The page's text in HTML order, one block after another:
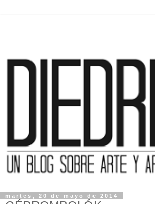
martes, 20 de mayo de 2014